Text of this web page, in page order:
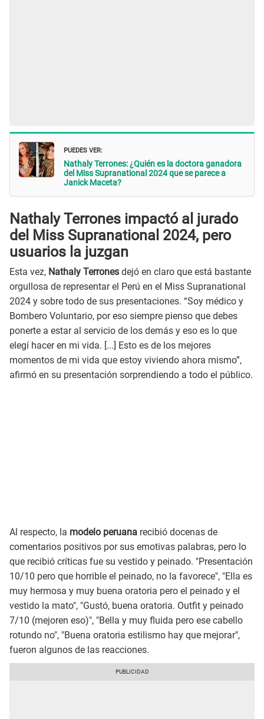
PUEDES VER:
Nathaly Terrones: ¿Quién es la doctora ganadora
del Miss Supranational 2024 que se parece a
Janick Maceta?
Nathaly Terrones impactó al jurado
del Miss Supranational 2024, pero
usuarios la juzgan
Esta vez, Nathaly Terrones dejó en claro que está bastante
orgullosa de representar el Perú en el Miss Supranational
2024 y sobre todo de sus presentaciones. “Soy médico y
Bombero Voluntario, por eso siempre pienso que debes
ponerte a estar al servicio de los demás y eso es lo que
elegí hacer en mi vida. [...] Esto es de los mejores
momentos de mi vida que estoy viviendo ahora mismo”,
afirmó en su presentación sorprendiendo a todo el público.
Al respecto, la modelo peruana recibió docenas de
comentarios positivos por sus emotivas palabras, pero lo
que recibió críticas fue su vestido y peinado. "Presentación
10/10 pero que horrible el peinado, no la favorece", "Ella es
muy hermosa y muy buena oratoria pero el peinado y el
vestido la mato", "Gustó, buena oratoria. Outfit y peinado
7/10 (mejoren eso)", "Bella y muy fluida pero ese cabello
rotundo no", "Buena oratoria estilismo hay que mejorar",
fueron algunos de las reacciones.